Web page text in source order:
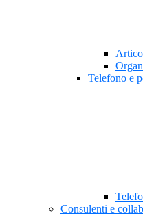
Telefono e
Consulenti e